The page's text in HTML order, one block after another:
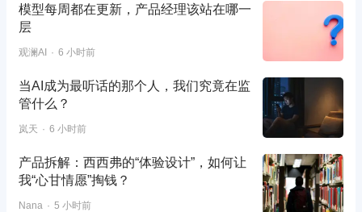
模型每周都在更新，产品经理该站在哪一
层
观澜AI 6 小时前
当AI成为最听话的那个人，我们究竟在监
管什么？
岚天 6 小时前
产品拆解：西西弗的“体验设计”，如何让
我“心甘情愿”掏钱？
Nana 5 小时前